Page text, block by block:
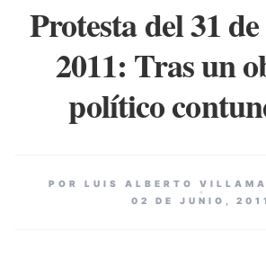
Protesta del 31
2011: Tras un
político
POR LUIS ALBERTO
02 DE JUNIO, 2011